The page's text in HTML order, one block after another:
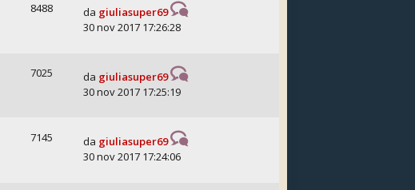
8488 da giuliasuper69
30 nov 2017 17:26:28
7025 da giuliasuper69
30 nov 2017 17:25:19
7145 da giuliasuper69
30 nov 2017 17:24:06